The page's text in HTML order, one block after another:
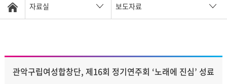
자료실 보도자료
관악구립여성합창단, 제16회 정기연주회 ‘노래에 진심’ 성료